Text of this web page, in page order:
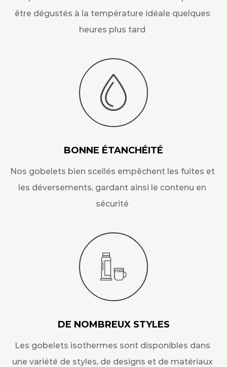
être dégustés à la température idéale quelques
heures plus tard
BONNE ÉTANCHÉITÉ
Nos gobelets bien scellés empêchent les fuites et
les déversements, gardant ainsi le contenu en
sécurité
DE NOMBREUX STYLES
Les gobelets isothermes sont disponibles dans
une variété de styles, de designs et de matériaux